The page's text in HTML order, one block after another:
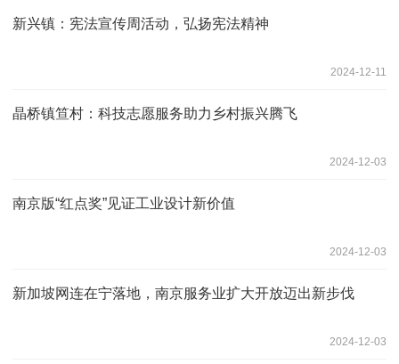
新兴镇：宪法宣传周活动，弘扬宪法精神
2024-12-11
晶桥镇笪村：科技志愿服务助力乡村振兴腾飞
2024-12-03
南京版“红点奖”见证工业设计新价值
2024-12-03
新加坡网连在宁落地，南京服务业扩大开放迈出新步伐
2024-12-03